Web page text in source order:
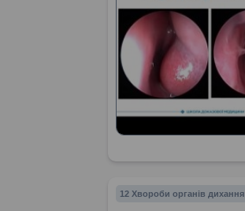
12 Хвороби органів дихання